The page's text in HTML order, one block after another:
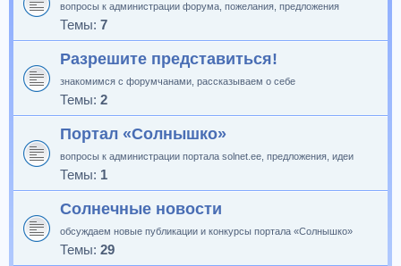
вопросы к администрации форума, пожелания, предложения
Темы: 7
Разрешите представиться!
знакомимся с форумчанами, рассказываем о себе
Темы: 2
Портал «Солнышко»
вопросы к администрации портала solnet.ee, предложения, идеи
Темы: 1
Солнечные новости
обсуждаем новые публикации и конкурсы портала «Солнышко»
Темы: 29